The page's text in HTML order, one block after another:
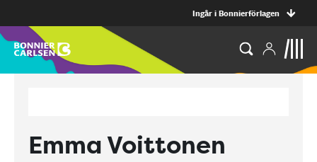
Ingår i Bonnierförlagen
Emma Voittonen